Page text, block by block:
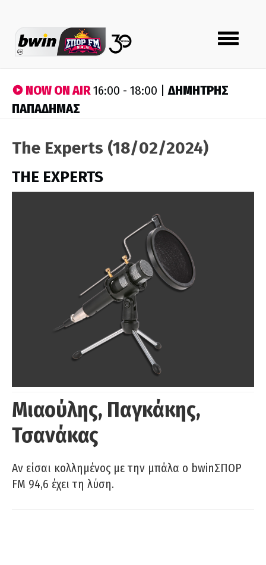
Toggle
navigation
NOW ON AIR16:00 - 18:00 |ΔΗΜΗΤΡΗΣ
ΠΑΠΑΔΗΜΑΣ
The Experts (18/02/2024)
THE EXPERTS
Μιαούλης, Παγκάκης,
Τσανάκας
Αν είσαι κολλημένος με την μπάλα ο bwinΣΠΟΡ
FM 94,6 έχει τη λύση.